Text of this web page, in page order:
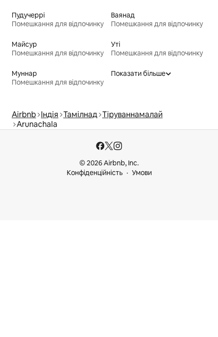
Пудучеррі
Помешкання для відпочинку
Ваянад
Помешкання для відпочинку
Майсур
Помешкання для відпочинку
Уті
Помешкання для відпочинку
Муннар
Помешкання для відпочинку
Показати більше
Airbnb Індія Тамілнад Тіруваннамалай
Arunachala
© 2026 Airbnb, Inc.
Конфіденційність
Умови